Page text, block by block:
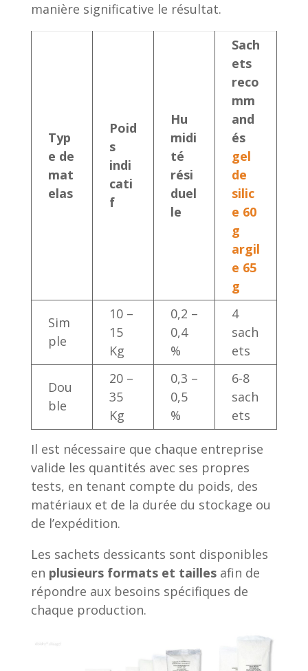
manière significative le résultat.
Typ
e de
mat
elas
Poid
s
indi
cati
f
Hu
midi
té
rési
duel
le
Sach
ets
reco
mm
and
és
gel
de
silic
e 60
g
argil
e 65
g
Sim
ple
10 –
15
Kg
0,2 –
0,4
%
4
sach
ets
Dou
ble
20 –
35
Kg
0,3 –
0,5
%
6-8
sach
ets
Il est nécessaire que chaque entreprise
valide les quantités avec ses propres
tests, en tenant compte du poids, des
matériaux et de la durée du stockage ou
de l’expédition.
Les sachets dessicants sont disponibles
en plusieurs formats et taillesafin de
répondre aux besoins spécifiques de
chaque production.